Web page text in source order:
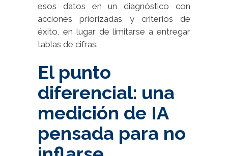
esos datos en un diagnóstico con
acciones priorizadas y criterios de
éxito, en lugar de limitarse a entregar
tablas de cifras.
El punto
diferencial: una
medición de IA
pensada para no